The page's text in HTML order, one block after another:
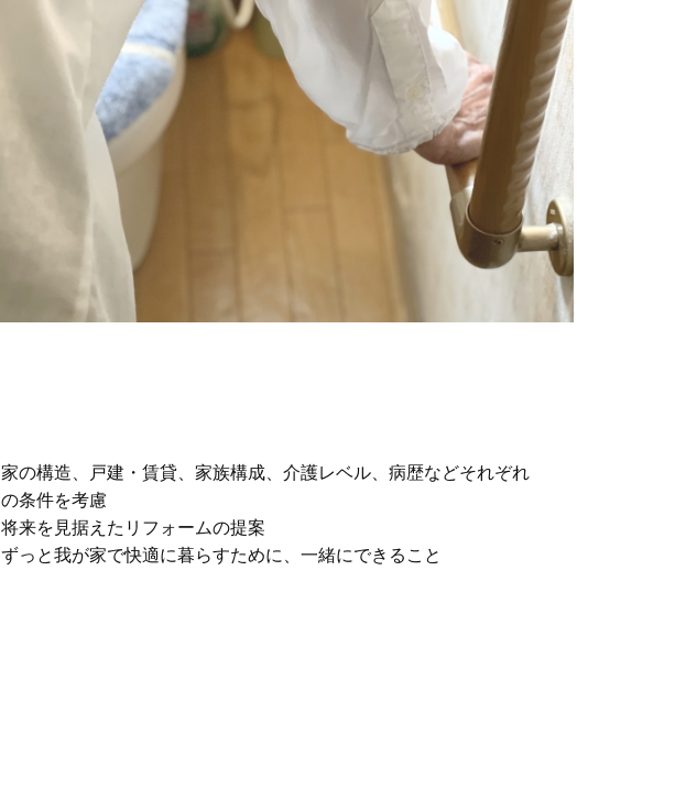
家の構造、戸建・賃貸、家族構成、介護レベル、病歴などそれぞれ
の条件を考慮
将来を見据えたリフォームの提案
ずっと我が家で快適に暮らすために、一緒にできること